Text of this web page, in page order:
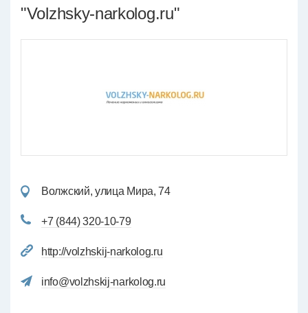
"Volzhsky-narkolog.ru"
Волжский, улица Мира, 74
+7 (844) 320-10-79
http://volzhskij-narkolog.ru
info@volzhskij-narkolog.ru